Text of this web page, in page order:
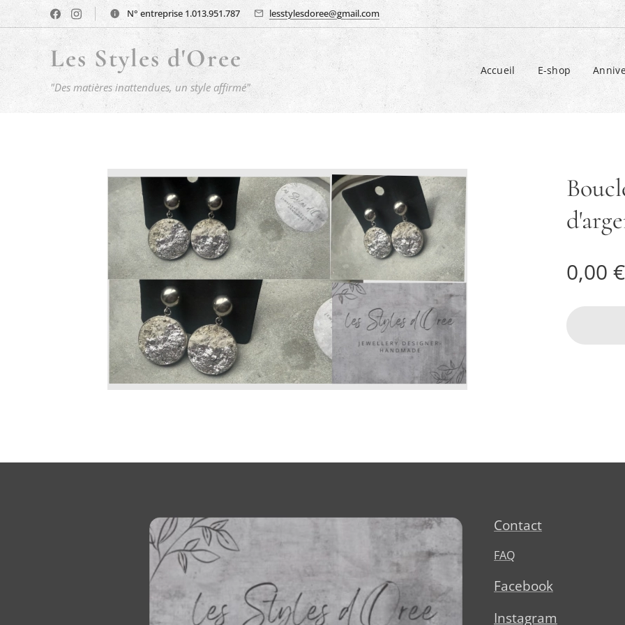
N° entreprise 1.013.951.787 lesstylesdoree@gmail.com
Les Styles d'Oree
"Des matières inattendues, un style affirmé"
Accueil E-shop
0,00 €
Contact
FAQ
Facebook
Instagram